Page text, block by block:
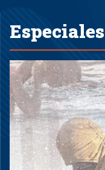
Especiales